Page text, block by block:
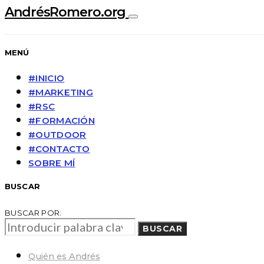
AndrésRomero.org
MENÚ
#INICIO
#MARKETING
#RSC
#FORMACIÓN
#OUTDOOR
#CONTACTO
SOBRE MÍ
BUSCAR
BUSCAR POR:
BUSCAR
Quién es Andrés